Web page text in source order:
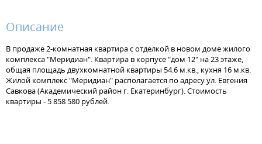
Описание
В продаже 2-комнатная квартира с отделкой в новом доме жилого
комплекса "Меридиан". Квартира в корпусе "дом 12" на 23 этаже,
общая площадь двухкомнатной квартиры 54.6 м.кв., кухня 16 м.кв.
Жилой комплекс "Меридиан" располагается по адресу ул. Евгения
Савкова (Академический район г. Екатеринбург). Стоимость
квартиры - 5 858 580 рублей.